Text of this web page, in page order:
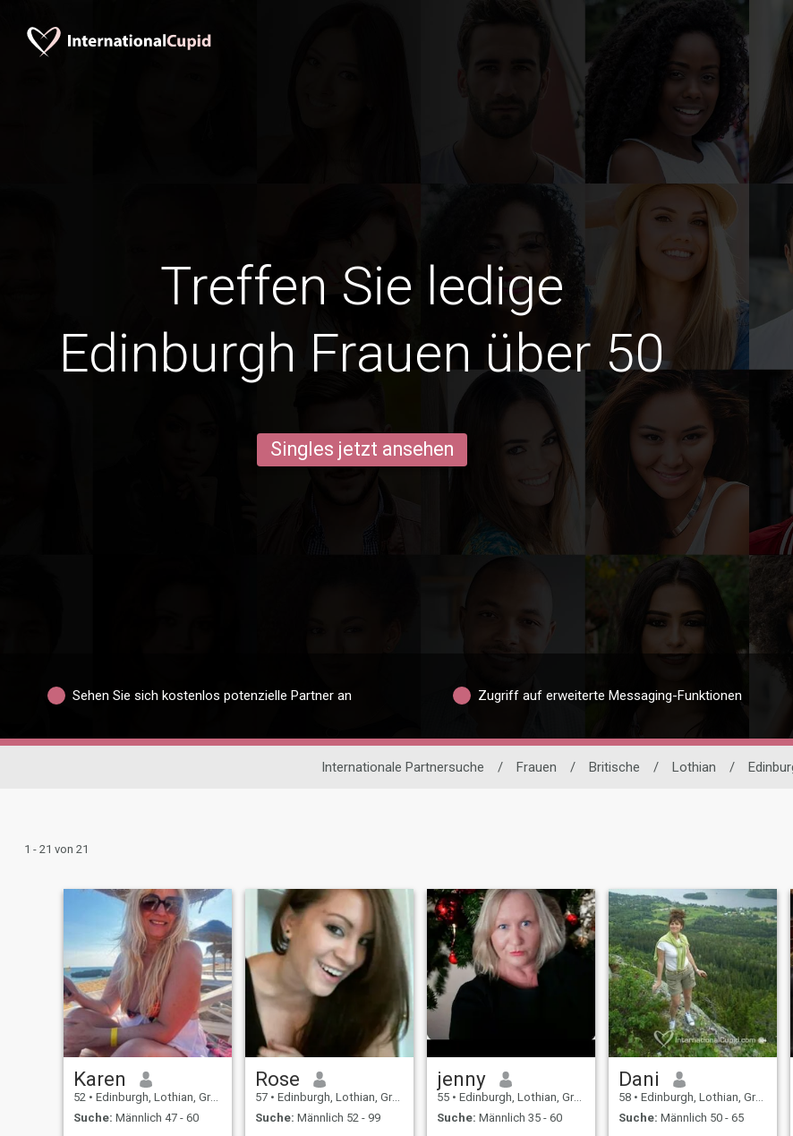
Treffen Sie ledige
Edinburgh Frauen über 50
Singles jetzt ansehen
Sehen Sie sich kostenlos potenzielle Partner an Zugriff auf erweiterte Messaging-Funktionen
Internationale Partnersuche / Frauen / Britische / Lothian /
1 - 21 von 21
Karen
52 • Edinburgh, Lothian, Grossbritannien
Suche: Männlich 47 - 60
Rose
57 • Edinburgh, Lothian, Grossbritannien
Suche: Männlich 52 - 99
jenny
55 • Edinburgh, Lothian, Grossbritannien
Suche: Männlich 35 - 60
Dani
58 • Edinburgh, Lothian, Grossbritannien
Suche: Männlich 50 - 65